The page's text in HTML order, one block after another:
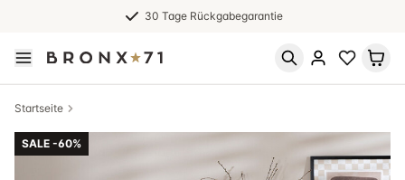
30 Tage Rückgabegarantie
Startseite
SALE -60%